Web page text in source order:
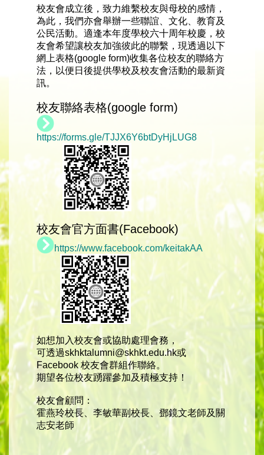
校友會成立後，致力維繫校友與母校的感情，
為此，我們亦會舉辦一些聯誼、文化、教育及
公民活動。適逢本年度學校六十周年校慶，校
友會希望讓校友加強彼此的聯繫，現透過以下
網上表格(google form)收集各位校友的聯絡方
法，以便日後提供學校及校友會活動的最新資
訊。
校友聯絡表格(google form)
https://forms.gle/TJJX6Y6btDyHjLUG8
校友會官方面書(Facebook)
https://www.facebook.com/keitakAA
如想加入校友會或協助處理會務，
可透過skhktalumni@skhkt.edu.hk或
Facebook 校友會群組作聯絡。
期望各位校友踴躍參加及積極支持！
校友會顧問：
霍燕玲校長、李敏華副校長、鄧鏡文老師及關
志安老師